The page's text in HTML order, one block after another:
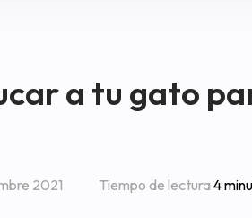
a tu gato
2021 Tiempo de lectura4